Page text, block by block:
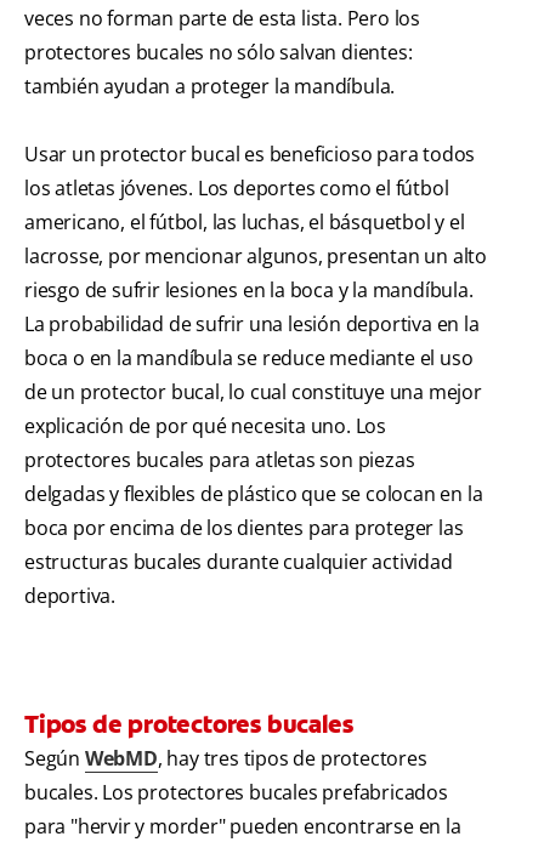
veces no forman parte de esta lista. Pero los
protectores bucales no sólo salvan dientes:
también ayudan a proteger la mandíbula.
Usar un protector bucal es beneficioso para todos
los atletas jóvenes. Los deportes como el fútbol
americano, el fútbol, las luchas, el básquetbol y el
lacrosse, por mencionar algunos, presentan un alto
riesgo de sufrir lesiones en la boca y la mandíbula.
La probabilidad de sufrir una lesión deportiva en la
boca o en la mandíbula se reduce mediante el uso
de un protector bucal, lo cual constituye una mejor
explicación de por qué necesita uno. Los
protectores bucales para atletas son piezas
delgadas y flexibles de plástico que se colocan en la
boca por encima de los dientes para proteger las
estructuras bucales durante cualquier actividad
deportiva.
Tipos de protectores bucales
Según WebMD, hay tres tipos de protectores
bucales. Los protectores bucales prefabricados
para "hervir y morder" pueden encontrarse en la